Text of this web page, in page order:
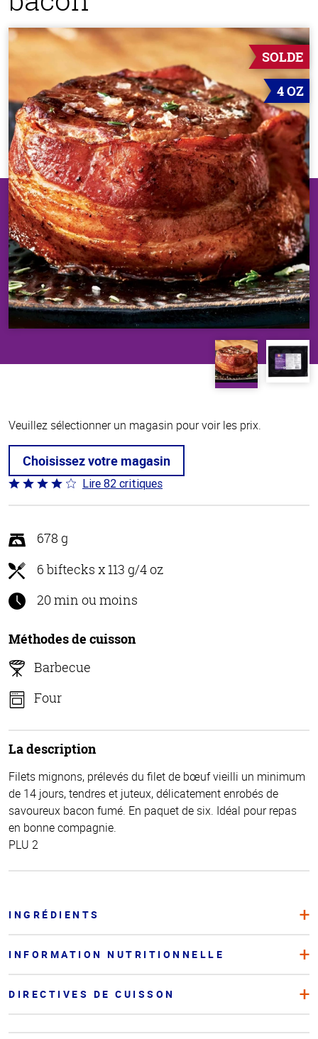
SOLDE
4 OZ
Veuillez sélectionner un magasin pour voir les prix.
Choisissez votre magasin
Coté
4 sur
Lire 82 critiques
678 g
6 biftecks x 113 g/4 oz
20 min ou moins
Méthodes de cuisson
Barbecue
Four
La description
Filets mignons, prélevés du filet de bœuf vieilli un minimum
de 14 jours, tendres et juteux, délicatement enrobés de
savoureux bacon fumé. En paquet de six. Idéal pour repas
en bonne compagnie.
PLU 2
INGRÉDIENTS
INFORMATION NUTRITIONNELLE
DIRECTIVES DE CUISSON